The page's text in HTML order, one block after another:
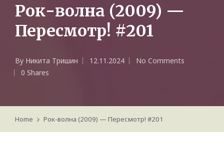
Рок-волна (2009) —
Пересмотр! #201
Posted
by
By Никита Тришин 12.11.2024
No Comments
0 Shares
Home Рок-волна (2009) — Пересмотр! #201